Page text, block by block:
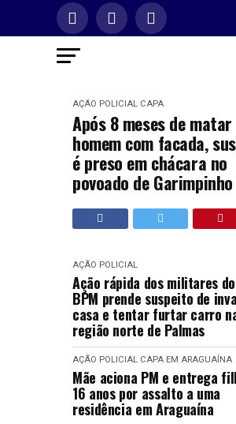
AÇÃO POLICIAL CAPA
Após 8 meses de matar
homem com facada,
é preso em chácara no
povoado de Garimpinho
AÇÃO POLICIAL
Ação rápida dos militares
BPM prende suspeito de
casa e tentar furtar carro
região norte de Palmas
AÇÃO POLICIAL CAPA EM ARAGUAÍNA
Mãe aciona PM e entrega
16 anos por assalto a uma
residência em Araguaína